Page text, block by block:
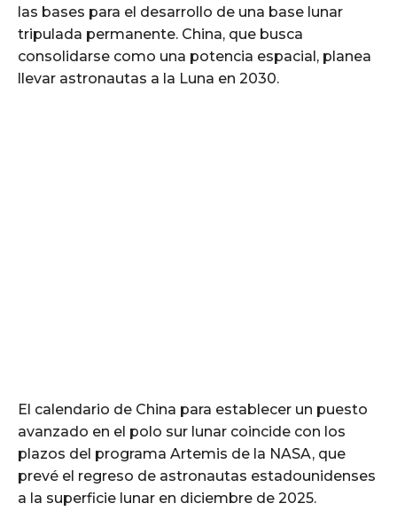
las bases para el desarrollo de una base lunar
tripulada permanente. China, que busca
consolidarse como una potencia espacial, planea
llevar astronautas a la Luna en 2030.
El calendario de China para establecer un puesto
avanzado en el polo sur lunar coincide con los
plazos del programa Artemis de la NASA, que
prevé el regreso de astronautas estadounidenses
a la superficie lunar en diciembre de 2025.